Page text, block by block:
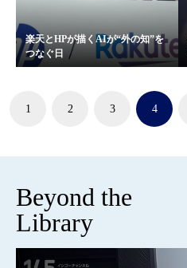
楽天とHPが描くAIが“外の知”を
つなぐ日
1 2 3 4
Beyond the
Library